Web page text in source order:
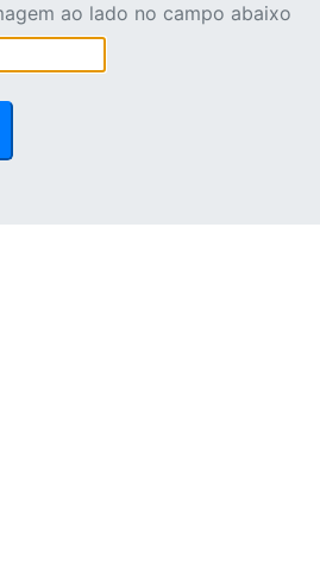
ao lado no campo abaixo